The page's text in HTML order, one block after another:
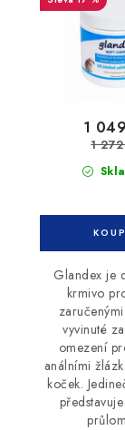
1
1
Glandex je
krmivo
vyvinuté
omezení
análními
koček.